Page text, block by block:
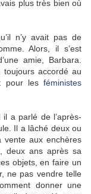
plus très bien où
n’y avait pas de
Alors, il s’est
amie, Barbara.
toujours accordé au
pour les féministes
il a parlé de l’après-
Il a lâché deux ou
vente aux enchères
deux ans après sa
objets, en faire un
ne pas vendre telle
donner une